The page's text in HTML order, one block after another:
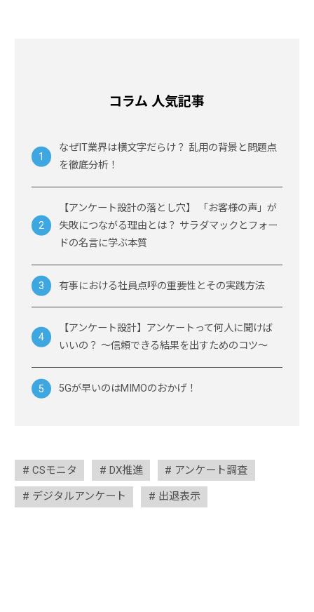
コラム 人気記事
なぜIT業界は横文字だらけ？ 乱用の背景と問題点
を徹底分析！
【アンケート設計の落とし穴】 「お客様の声」が
失敗につながる理由とは？ サラダマックとフォー
ドの名言に学ぶ本質
有事における社員点呼の重要性とその実践方法
【アンケート設計】アンケートって何人に聞けば
いいの？ ～信頼できる結果を出すためのコツ～
5Gが早いのはMIMOのおかげ！
CSモニタ DX推進 アンケート調査
デジタルアンケート 出退表示